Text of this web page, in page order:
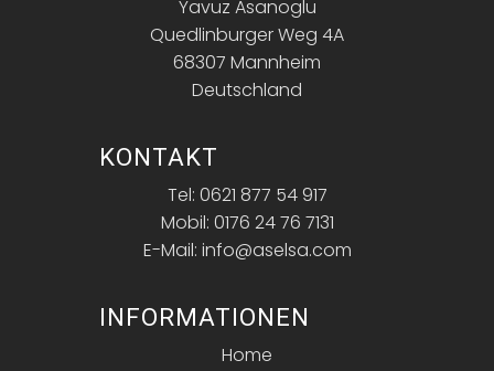
Yavuz Asanoglu
Quedlinburger Weg 4A
68307 Mannheim
Deutschland
KONTAKT
Tel: 0621 877 54 917
Mobil: 0176 24 76 7131
E-Mail: info@aselsa.com
INFORMATIONEN
Home